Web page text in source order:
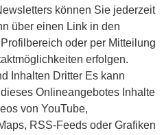
können Sie jederzeit
über einen Link in den
oder per Mitteilung
erfolgen.
Inhalten Dritter Es kann
Onlineangebotes Inhalte
von YouTube,
RSS-Feeds oder Grafiken